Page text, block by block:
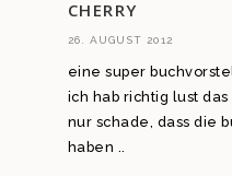
CHERRY
26. AUGUST 2012
eine super
ich hab richtig lust das
nur schade, dass die
haben ..